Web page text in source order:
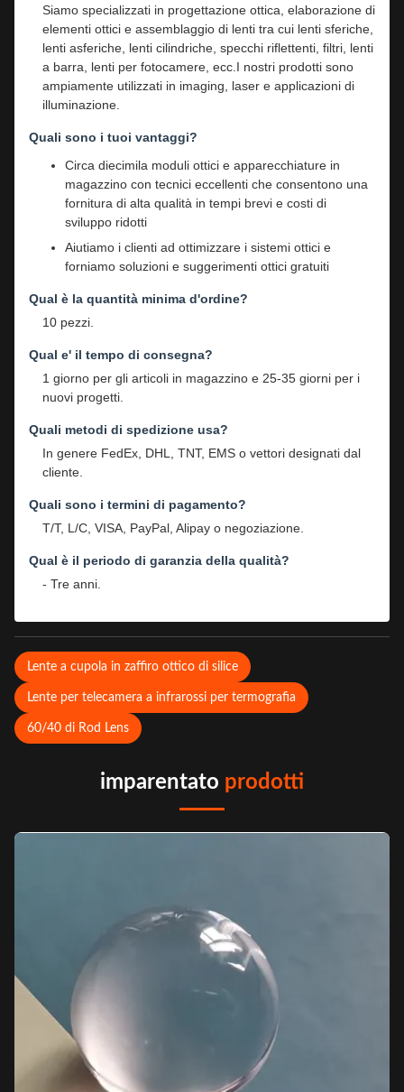
Siamo specializzati in progettazione ottica, elaborazione di
elementi ottici e assemblaggio di lenti tra cui lenti sferiche,
lenti asferiche, lenti cilindriche, specchi riflettenti, filtri, lenti
a barra, lenti per fotocamere, ecc.I nostri prodotti sono
ampiamente utilizzati in imaging, laser e applicazioni di
illuminazione.
Quali sono i tuoi vantaggi?
Circa diecimila moduli ottici e apparecchiature in
magazzino con tecnici eccellenti che consentono una
fornitura di alta qualità in tempi brevi e costi di
sviluppo ridotti
Aiutiamo i clienti ad ottimizzare i sistemi ottici e
forniamo soluzioni e suggerimenti ottici gratuiti
Qual è la quantità minima d'ordine?
10 pezzi.
Qual e' il tempo di consegna?
1 giorno per gli articoli in magazzino e 25-35 giorni per i
nuovi progetti.
Quali metodi di spedizione usa?
In genere FedEx, DHL, TNT, EMS o vettori designati dal
cliente.
Quali sono i termini di pagamento?
T/T, L/C, VISA, PayPal, Alipay o negoziazione.
Qual è il periodo di garanzia della qualità?
- Tre anni.
Lente a cupola in zaffiro ottico di silice
Lente per telecamera a infrarossi per termografia
60/40 di Rod Lens
imparentato prodotti